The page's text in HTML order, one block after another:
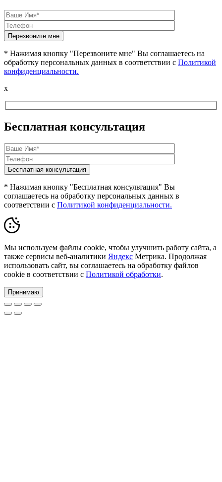
* Нажимая кнопку "Перезвоните мне" Вы соглашаетесь на
обработку персональных данных в соответствии с Политикой
конфиденциальности.
x
Бесплатная консультация
* Нажимая кнопку "Бесплатная консультация" Вы
соглашаетесь на обработку персональных данных в
соответствии с Политикой конфиденциальности.
Мы используем файлы cookie, чтобы улучшить работу сайта, а
также сервисы веб-аналитики Яндекс Метрика. Продолжая
использовать сайт, вы соглашаетесь на обработку файлов
cookie в соответствии с Политикой обработки.
Принимаю